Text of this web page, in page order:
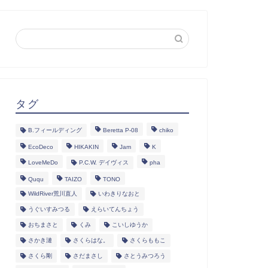
タグ
B.フィールディング Beretta P-08 chiko
EcoDeco HIKAKIN Jam K
LoveMeDo P.C.W. デイヴィス pha
Ququ TAIZO TONO
WildRiver荒川直人 いわきりなおと
うぐいすみつる えらいてんちょう
おちまさと くみ こいしゆうか
さかき漣 さくらはな。 さくらももこ
さくら剛 さだまさし さとうみつろう